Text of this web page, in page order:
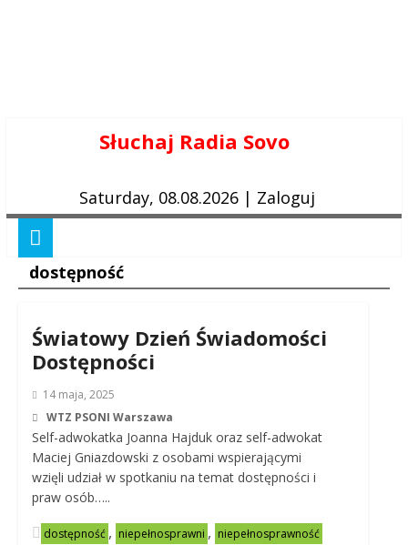
Słuchaj Radia Sovo
Saturday, 08.08.2026 | Zaloguj
dostępność
Światowy Dzień Świadomości
Dostępności
14 maja, 2025
WTZ PSONI Warszawa
Self-adwokatka Joanna Hajduk oraz self-adwokat
Maciej Gniazdowski z osobami wspierającymi
wzięli udział w spotkaniu na temat dostępności i
praw osób…..
dostępność , niepełnosprawni , niepełnosprawność